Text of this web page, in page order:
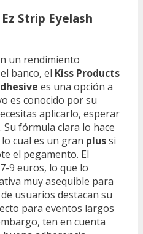
Strip Eyelash
un rendimiento
banco, el Kiss Products
es una opción a
es conocido por su
aplicarlo, esperar
fórmula clara lo hace
cual es un gran plussi
el pegamento. El
9 euros, lo que lo
muy asequible para
usuarios destacan su
para eventos largos
ten en cuenta